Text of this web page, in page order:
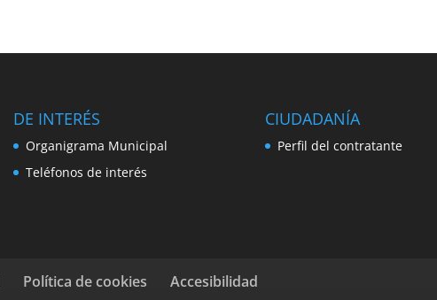
DE INTERÉS
Organigrama Municipal
Teléfonos de interés
CIUDADANÍA
Perfil del contratante
Política de cookies Accesibilidad